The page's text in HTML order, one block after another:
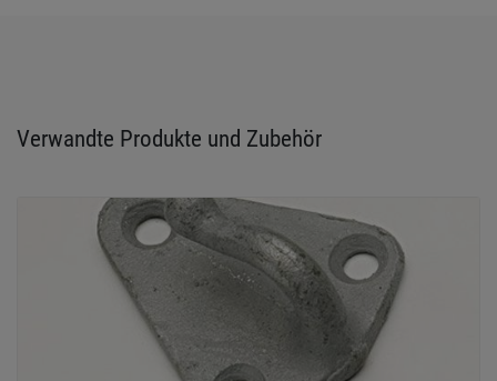
Verwandte Produkte und Zubehör